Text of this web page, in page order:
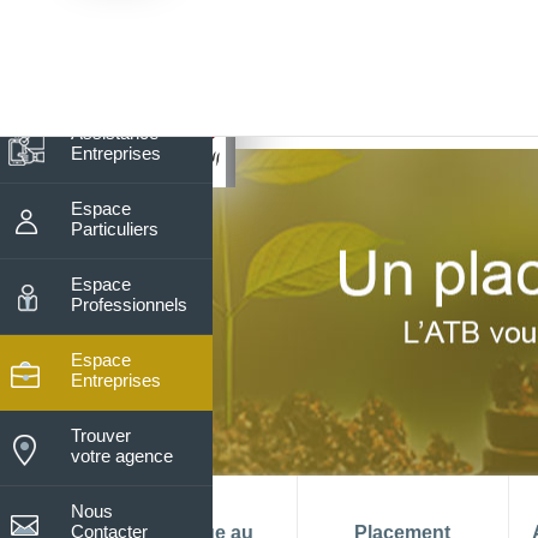
Assistance
Entreprises
Espace
Particuliers
Espace
Professionnels
Espace
Entreprises
Trouver
votre agence
Nous
ContacterLa banque au
Placement